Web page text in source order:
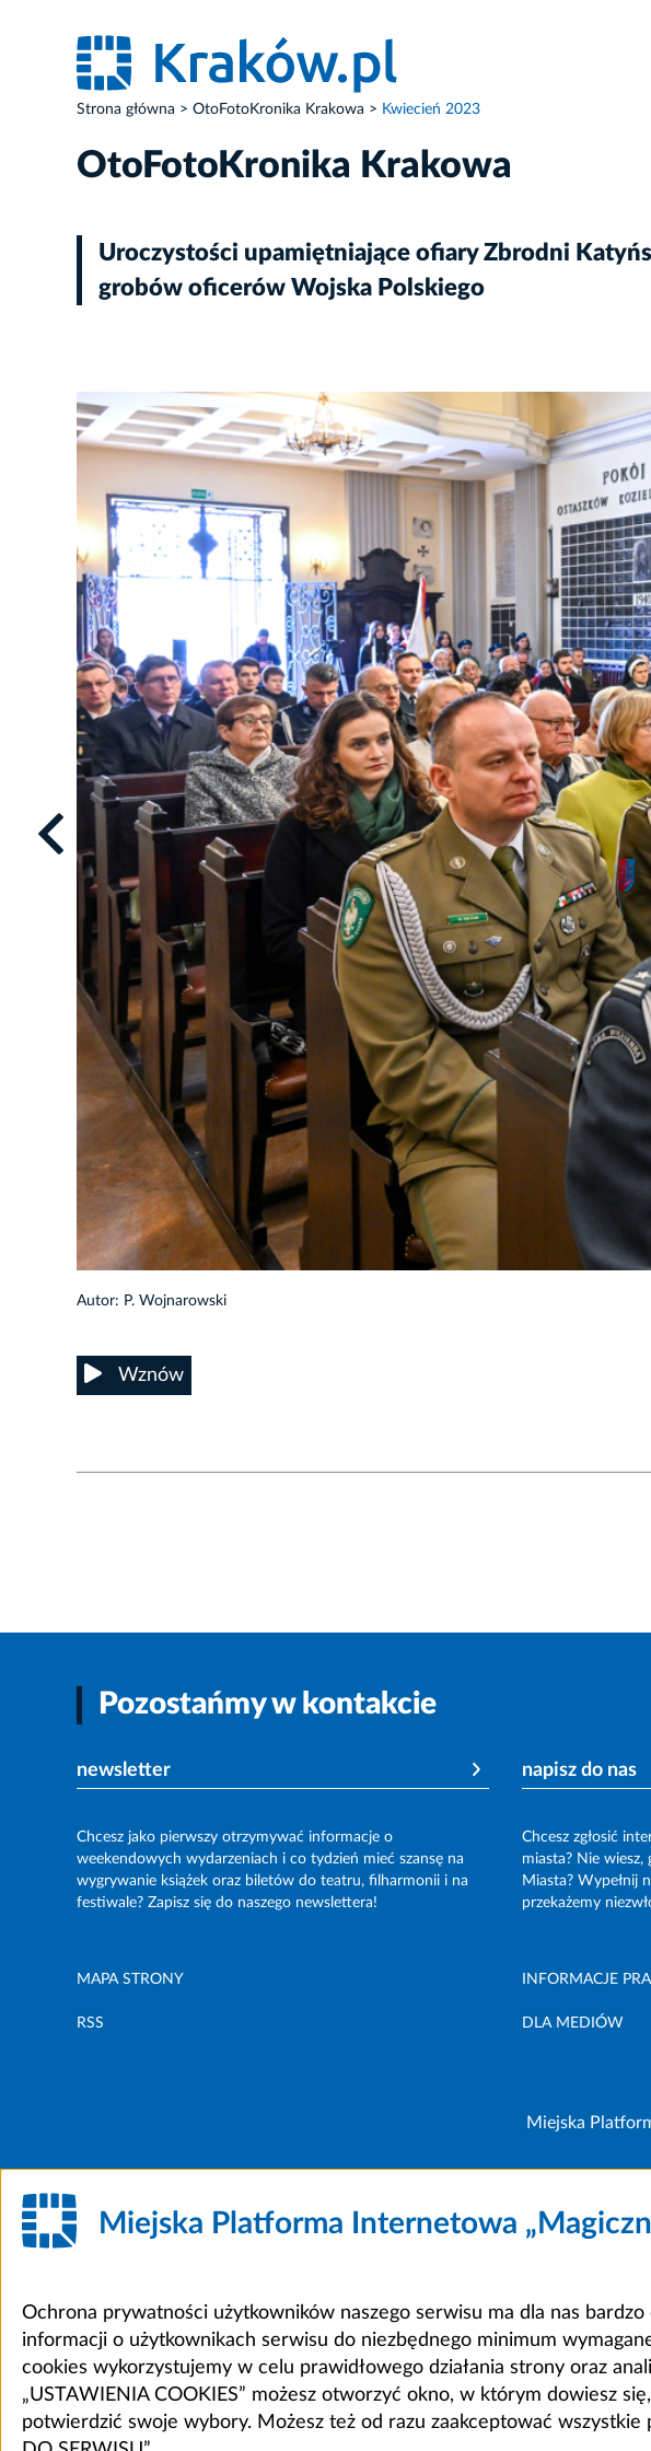
Strona główna OtoFotoKronika Krakowa Kwiecień 2023
OtoFotoKronika Krakowa
Uroczystości upamiętniające ofiary Zbrodni
grobów oficerów Wojska Polskiego
Autor: P. Wojnarowski
Wznów
Pozostańmy w kontakcie
newsletter
Chcesz jako pierwszy otrzymywać informacje o
weekendowych wydarzeniach i co tydzień mieć szansę na
wygrywanie książek oraz biletów do teatru, filharmonii i na
festiwale? Zapisz się do naszego newslettera!
napisz do nas
Chcesz zgłosić
miasta? Nie wiesz,
Miasta? Wypełnij
przekażemy
MAPA STRONY INFORMACJE
RSS DLA MEDIÓW
Miejska
Miejska Platforma Internetowa
Ochrona prywatności użytkowników naszego serwisu ma dla nas
informacji o użytkownikach serwisu do niezbędnego minimum
cookies wykorzystujemy w celu prawidłowego działania strony oraz
„USTAWIENIA COOKIES” możesz otworzyć okno, w którym dowiesz
potwierdzić swoje wybory. Możesz też od razu zaakceptować wszystkie